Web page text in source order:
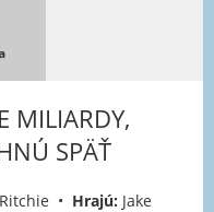
MILIARDY,
SPÄŤ
• Hrajú: Jake